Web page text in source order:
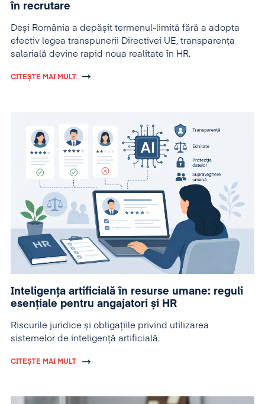
în recrutare
Deși România a depășit termenul-limită fără a adopta
efectiv legea transpunerii Directivei UE, transparența
salarială devine rapid noua realitate în HR.
CITEȘTE MAI MULT
Inteligența artificială în resurse umane: reguli
esențiale pentru angajatori și HR
Riscurile juridice și obligațiile privind utilizarea
sistemelor de inteligență artificială.
CITEȘTE MAI MULT